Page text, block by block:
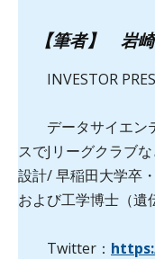
【筆者】 岩
INVESTOR
データサイエン
スでJリーグクラブ
設計/ 早稲田大学卒
および工学博士（遺
Twitter：